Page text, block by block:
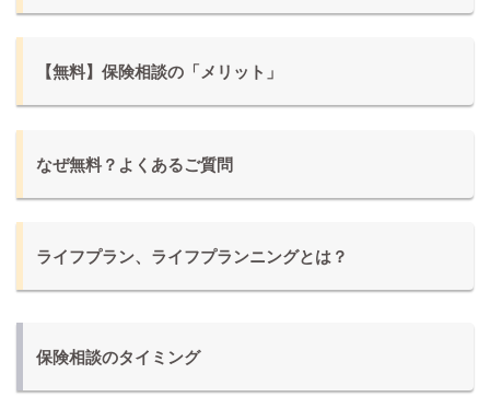
【無料】保険相談の「メリット」
なぜ無料？よくあるご質問
ライフプラン、ライフプランニングとは？
保険相談のタイミング